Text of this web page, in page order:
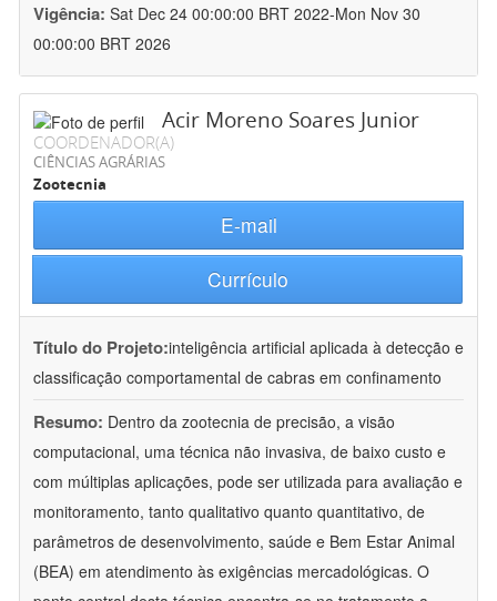
Vigência: Sat Dec 24 00:00:00 BRT 2022-Mon Nov 30
00:00:00 BRT 2026
Acir Moreno Soares Junior
COORDENADOR(A)
CIÊNCIAS AGRÁRIAS
Zootecnia
E-mail
Currículo
Título do Projeto:inteligência artificial aplicada à detecção e
classificação comportamental de cabras em confinamento
Resumo: Dentro da zootecnia de precisão, a visão
computacional, uma técnica não invasiva, de baixo custo e
com múltiplas aplicações, pode ser utilizada para avaliação e
monitoramento, tanto qualitativo quanto quantitativo, de
parâmetros de desenvolvimento, saúde e Bem Estar Animal
(BEA) em atendimento às exigências mercadológicas. O